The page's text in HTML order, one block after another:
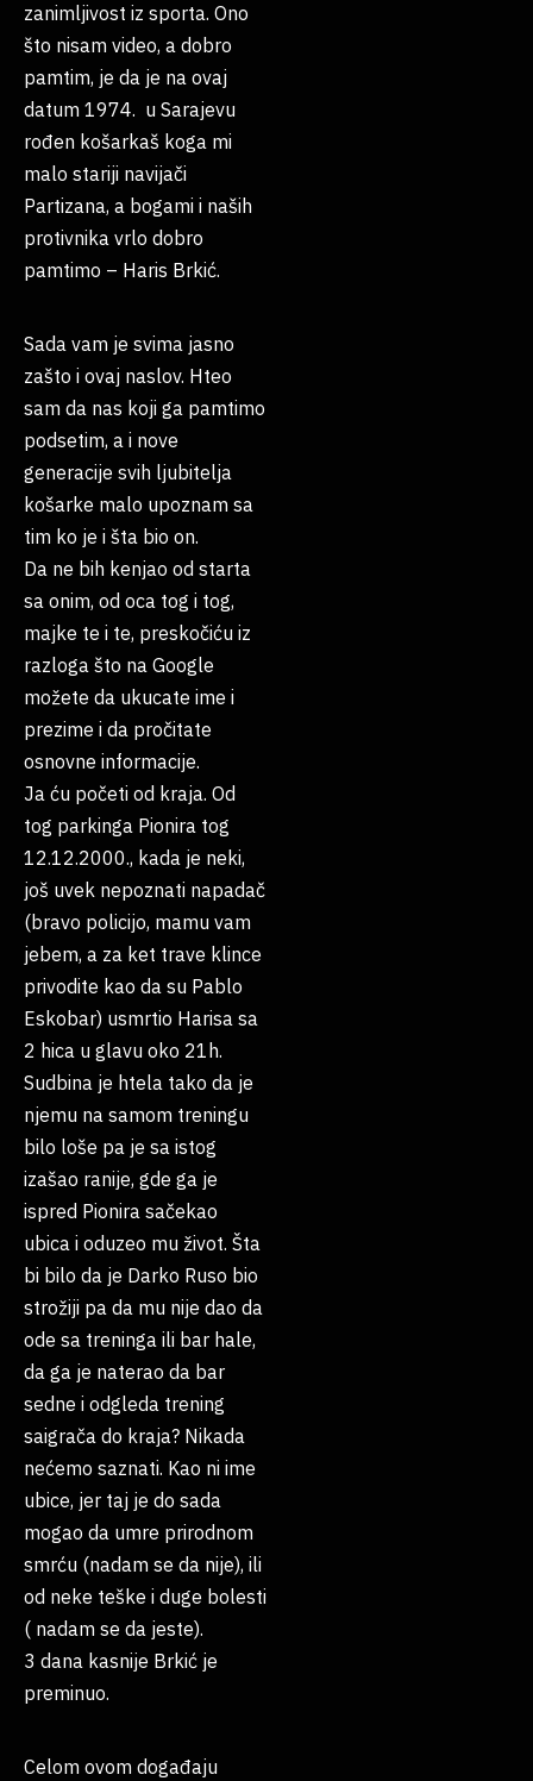
zanimljivost iz sporta. Ono
što nisam video, a dobro
pamtim, je da je na ovaj
datum 1974. u Sarajevu
rođen košarkaš koga mi
malo stariji navijači
Partizana, a bogami i naših
protivnika vrlo dobro
pamtimo – Haris Brkić.
Sada vam je svima jasno
zašto i ovaj naslov. Hteo
sam da nas koji ga pamtimo
podsetim, a i nove
generacije svih ljubitelja
košarke malo upoznam sa
tim ko je i šta bio on.
Da ne bih kenjao od starta
sa onim, od oca tog i tog,
majke te i te, preskočiću iz
razloga što na Google
možete da ukucate ime i
prezime i da pročitate
osnovne informacije.
Ja ću početi od kraja. Od
tog parkinga Pionira tog
12.12.2000., kada je neki,
još uvek nepoznati napadač
(bravo policijo, mamu vam
jebem, a za ket trave klince
privodite kao da su Pablo
Eskobar) usmrtio Harisa sa
2 hica u glavu oko 21h.
Sudbina je htela tako da je
njemu na samom treningu
bilo loše pa je sa istog
izašao ranije, gde ga je
ispred Pionira sačekao
ubica i oduzeo mu život. Šta
bi bilo da je Darko Ruso bio
strožiji pa da mu nije dao da
ode sa treninga ili bar hale,
da ga je naterao da bar
sedne i odgleda trening
saigrača do kraja? Nikada
nećemo saznati. Kao ni ime
ubice, jer taj je do sada
mogao da umre prirodnom
smrću (nadam se da nije), ili
od neke teške i duge bolesti
( nadam se da jeste).
3 dana kasnije Brkić je
preminuo.
Celom ovom događaju